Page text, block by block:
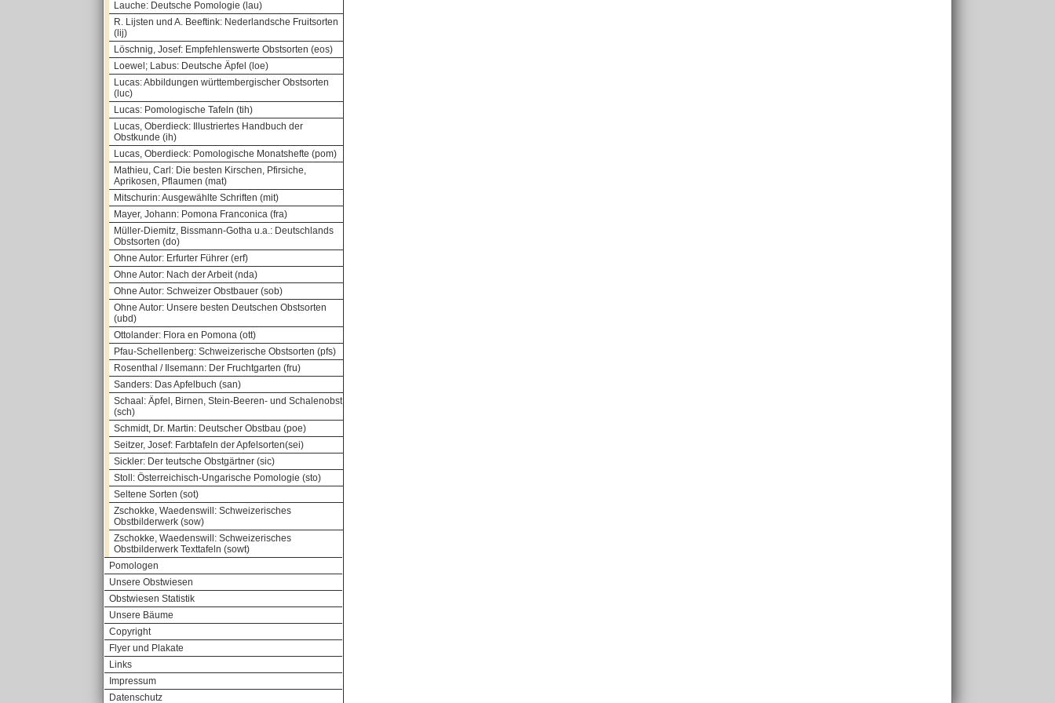
Lauche: Deutsche Pomologie (lau)
R. Lijsten und A. Beeftink: Nederlandsche Fruitsorten
(lij)
Löschnig, Josef: Empfehlenswerte Obstsorten (eos)
Loewel; Labus: Deutsche Äpfel (loe)
Lucas: Abbildungen württembergischer Obstsorten
(luc)
Lucas: Pomologische Tafeln (tih)
Lucas, Oberdieck: Illustriertes Handbuch der
Obstkunde (ih)
Lucas, Oberdieck: Pomologische Monatshefte (pom)
Mathieu, Carl: Die besten Kirschen, Pfirsiche,
Aprikosen, Pflaumen (mat)
Mitschurin: Ausgewählte Schriften (mit)
Mayer, Johann: Pomona Franconica (fra)
Müller-Diemitz, Bissmann-Gotha u.a.: Deutschlands
Obstsorten (do)
Ohne Autor: Erfurter Führer (erf)
Ohne Autor: Nach der Arbeit (nda)
Ohne Autor: Schweizer Obstbauer (sob)
Ohne Autor: Unsere besten Deutschen Obstsorten
(ubd)
Ottolander: Flora en Pomona (ott)
Pfau-Schellenberg: Schweizerische Obstsorten (pfs)
Rosenthal / Ilsemann: Der Fruchtgarten (fru)
Sanders: Das Apfelbuch (san)
Schaal: Äpfel, Birnen, Stein-Beeren- und Schalenobst
(sch)
Schmidt, Dr. Martin: Deutscher Obstbau (poe)
Seitzer, Josef: Farbtafeln der Apfelsorten(sei)
Sickler: Der teutsche Obstgärtner (sic)
Stoll: Österreichisch-Ungarische Pomologie (sto)
Seltene Sorten (sot)
Zschokke, Waedenswill: Schweizerisches
Obstbilderwerk (sow)
Zschokke, Waedenswill: Schweizerisches
Obstbilderwerk Texttafeln (sowt)
Pomologen
Unsere Obstwiesen
Obstwiesen Statistik
Unsere Bäume
Copyright
Flyer und Plakate
Links
Impressum
Datenschutz